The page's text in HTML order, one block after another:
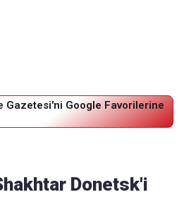
Gazetesi'ni Google Favorilerine
Donetsk'i